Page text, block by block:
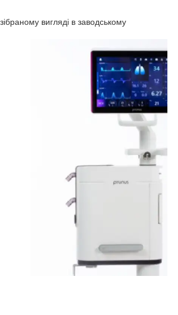
вигляді в заводському